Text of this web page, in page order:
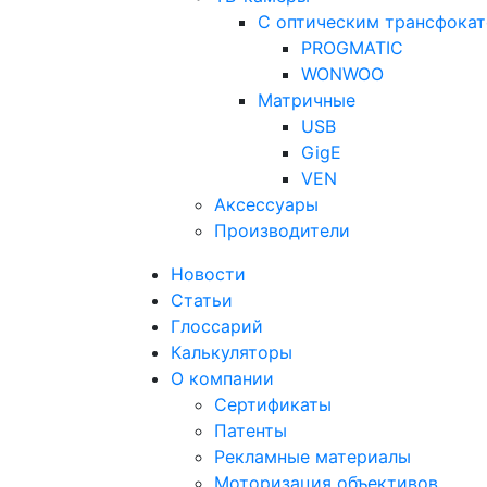
С оптическим
PROGMATIC
WONWOO
Матричные
USB
GigE
VEN
Аксессуары
Производители
Новости
Статьи
Глоссарий
Калькуляторы
О компании
Сертификаты
Патенты
Рекламные материалы
Моторизация объективов